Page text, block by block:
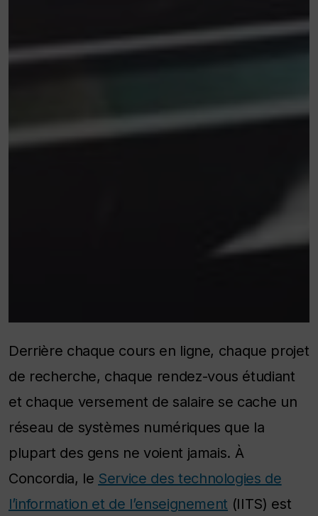
Derrière chaque cours en ligne, chaque projet
de recherche, chaque rendez-vous étudiant
et chaque versement de salaire se cache un
réseau de systèmes numériques que la
plupart des gens ne voient jamais. À
Concordia, le Service des technologies de
l’information et de l’enseignement (IITS) est